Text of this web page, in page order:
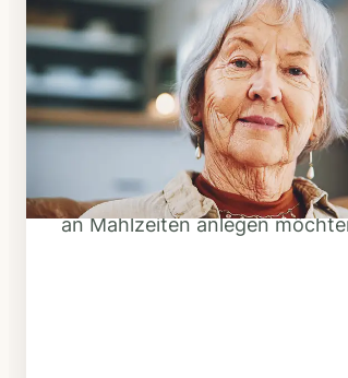
Schritt 1
Klarheit schaffen
Überlegen Sie, ob Ihnen das
täglich verzehrfertig geliefert
soll oder Sie sich einen
an Mahlzeiten anlegen